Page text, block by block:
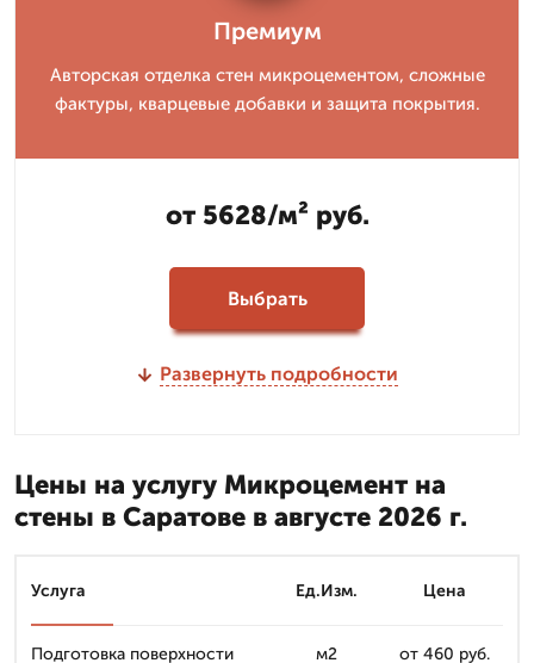
Премиум
Авторская отделка стен микроцементом, сложные
фактуры, кварцевые добавки и защита покрытия.
от 5628/м² руб.
Выбрать
Развернуть подробности
Цены на услугу Микроцемент на
стены в Саратове в августе 2026 г.
Услуга Ед.Изм. Цена
Подготовка поверхности
м2 от 460 руб.